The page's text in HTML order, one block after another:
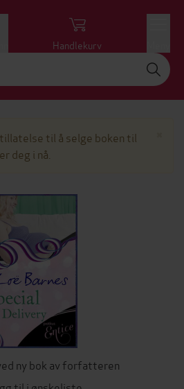
Handlekurv
til å selge boken til
deg i nå.
ny bok av forfatteren